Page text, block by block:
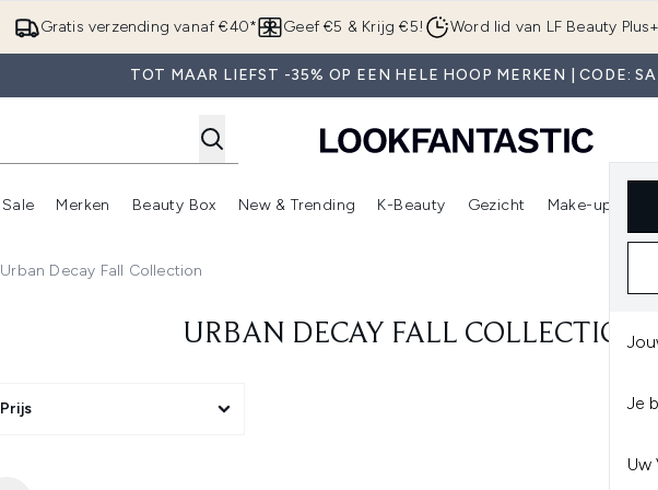
Overslaan naar de hoofdinhoud
Gratis verzending vanaf €40* Geef €5 & Krijg €5! Word lid van LF Beauty Plus+
TOT MAAR LIEFST -35% OP EEN HELE HOOP MERKEN | CODE:
Je
Uw
Enter submenu (Zomer)
Sale
Enter submenu (Sale)
Merken
Enter submenu (Merken)
Beauty Box
Enter submenu (Beauty Box)
New & Trending
Enter submenu (New & Trending)
K-Beauty
Enter submenu (K-Beauty)
Gezicht Make-up
Urban Decay Fall Collection
URBAN DECAY FALL COLLECTION
Prijs